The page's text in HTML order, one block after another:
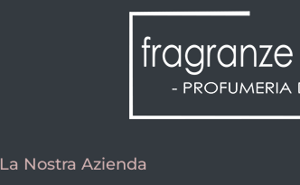
La Nostra Azienda